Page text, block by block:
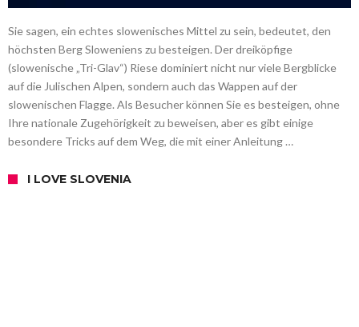
Sie sagen, ein echtes slowenisches Mittel zu sein, bedeutet, den
höchsten Berg Sloweniens zu besteigen. Der dreiköpfige
(slowenische „Tri-Glav“) Riese dominiert nicht nur viele Bergblicke
auf die Julischen Alpen, sondern auch das Wappen auf der
slowenischen Flagge. Als Besucher können Sie es besteigen, ohne
Ihre nationale Zugehörigkeit zu beweisen, aber es gibt einige
besondere Tricks auf dem Weg, die mit einer Anleitung …
I LOVE SLOVENIA